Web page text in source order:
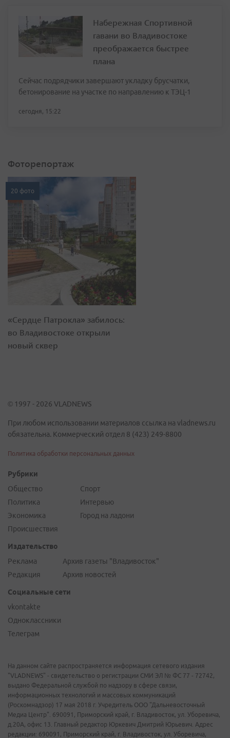
Набережная Спортивной
гавани во Владивостоке
преображается быстрее
плана
Сейчас подрядчики завершают укладку брусчатки,
бетонирование на участке по направлению к ТЭЦ-1
сегодня, 15:22
Фоторепортаж
20 фото
«Сердце Патрокла» забилось:
во Владивостоке открыли
новый сквер
© 1997 - 2026 VLADNEWS
При любом использовании материалов ссылка на vladnews.ru
обязательна. Коммерческий отдел 8 (423) 249-8800
Политика обработки персональных данных
Рубрики
Общество
Политика
Экономика
Происшествия
Спорт
Интервью
Город на ладони
Издательство
Реклама
Редакция
Архив газеты "Владивосток"
Архив новостей
Социальные сети
vkontakte
Одноклассники
Телеграм
На данном сайте распространяется информация сетевого издания
"VLADNEWS" - свидетельство о регистрации СМИ ЭЛ № ФС 77 - 72742,
выдано Федеральной службой по надзору в сфере связи,
информационных технологий и массовых коммуникаций
(Роскомнадзор) 17 мая 2018 г. Учредитель ООО "Дальневосточный
Медиа Центр". 690091, Приморский край, г. Владивосток, ул. Уборевича,
д.20А, офис 13. Главный редактор Юркевич Дмитрий Юрьевич. Адрес
редакции: 690091, Приморский край, г. Владивосток, ул. Уборевича,